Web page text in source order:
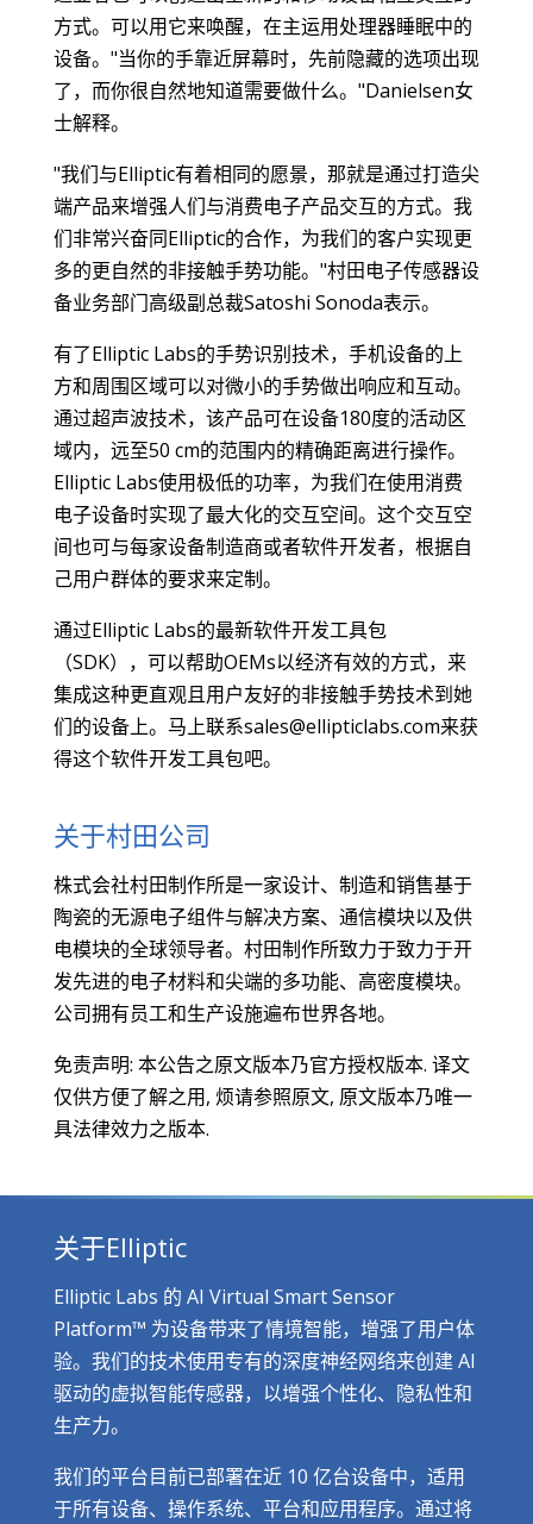
方式。可以用它来唤醒，在主运用处理器睡眠中的
设备。"当你的手靠近屏幕时，先前隐藏的选项出现
了，而你很自然地知道需要做什么。"Danielsen女
士解释。
"我们与Elliptic有着相同的愿景，那就是通过打造尖
端产品来增强人们与消费电子产品交互的方式。我
们非常兴奋同Elliptic的合作，为我们的客户实现更
多的更自然的非接触手势功能。"村田电子传感器设
备业务部门高级副总裁Satoshi Sonoda表示。
有了Elliptic Labs的手势识别技术，手机设备的上
方和周围区域可以对微小的手势做出响应和互动。
通过超声波技术，该产品可在设备180度的活动区
域内，远至50 cm的范围内的精确距离进行操作。
Elliptic Labs使用极低的功率，为我们在使用消费
电子设备时实现了最大化的交互空间。这个交互空
间也可与每家设备制造商或者软件开发者，根据自
己用户群体的要求来定制。
通过Elliptic Labs的最新软件开发工具包
（SDK），可以帮助OEMs以经济有效的方式，来
集成这种更直观且用户友好的非接触手势技术到她
们的设备上。马上联系sales@ellipticlabs.com来获
得这个软件开发工具包吧。
关于村田公司
株式会社村田制作所是一家设计、制造和销售基于
陶瓷的无源电子组件与解决方案、通信模块以及供
电模块的全球领导者。村田制作所致力于致力于开
发先进的电子材料和尖端的多功能、高密度模块。
公司拥有员工和生产设施遍布世界各地。
免责声明: 本公告之原文版本乃官方授权版本. 译文
仅供方便了解之用, 烦请参照原文, 原文版本乃唯一
具法律效力之版本.
关于Elliptic
Elliptic Labs 的 AI Virtual Smart Sensor
Platform™ 为设备带来了情境智能，增强了用户体
验。我们的技术使用专有的深度神经网络来创建 AI
驱动的虚拟智能传感器，以增强个性化、隐私性和
生产力。
我们的平台目前已部署在近 10 亿台设备中，适用
于所有设备、操作系统、平台和应用程序。通过将